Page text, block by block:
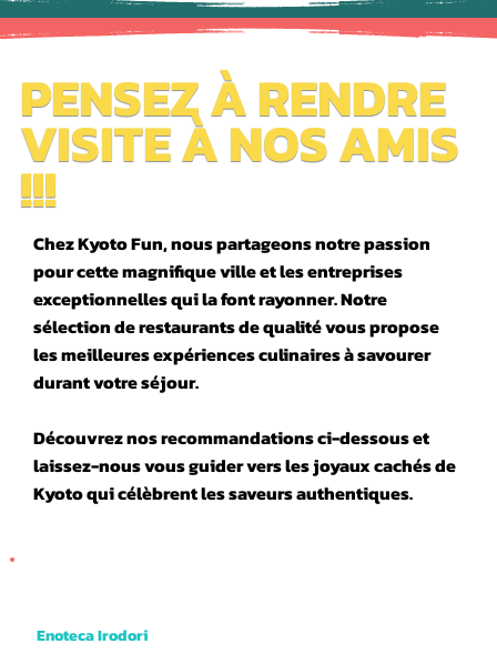
PENSEZ À RENDRE
VISITE À NOS AMIS
!!!
Chez Kyoto Fun, nous partageons notre passion
pour cette magnifique ville et les entreprises
exceptionnelles qui la font rayonner. Notre
sélection de restaurants de qualité vous propose
les meilleures expériences culinaires à savourer
durant votre séjour.
Découvrez nos recommandations ci-dessous et
laissez-nous vous guider vers les joyaux cachés de
Kyoto qui célèbrent les saveurs authentiques.
Enoteca Irodori